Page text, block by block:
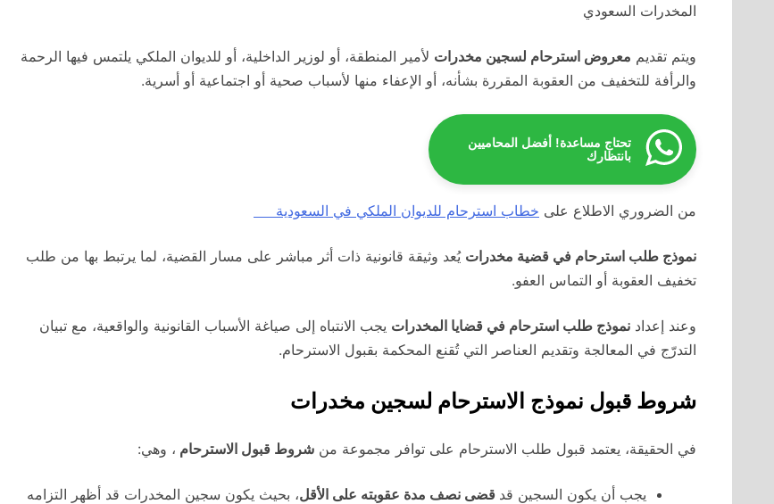
المخدرات السعودي
ويتم تقديم معروض استرحام لسجين مخدرات لأمير المنطقة، أو لوزير الداخلية، أو للديوان الملكي يلتمس فيها الرحمة
والرأفة للتخفيف من العقوبة المقررة بشأنه، أو الإعفاء منها لأسباب صحية أو اجتماعية أو أسرية.
تحتاج مساعدة! أفضل المحاميين
بانتظارك
من الضروري الاطلاع على خطاب استرحام للديوان الملكي في السعودية
نموذج طلب استرحام في قضية مخدرات يُعد وثيقة قانونية ذات أثر مباشر على مسار القضية، لما يرتبط بها من طلب
تخفيف العقوبة أو التماس العفو.
وعند إعداد نموذج طلب استرحام في قضايا المخدرات يجب الانتباه إلى صياغة الأسباب القانونية والواقعية، مع تبيان
التدرّج في المعالجة وتقديم العناصر التي تُقنع المحكمة بقبول الاسترحام.
شروط قبول نموذج الاسترحام لسجين مخدرات
في الحقيقة، يعتمد قبول طلب الاسترحام على توافر مجموعة من شروط قبول الاسترحام ، وهي:
يجب أن يكون السجين قد قضى نصف مدة عقوبته على الأقل، بحيث يكون سجين المخدرات قد أظهر التزامه